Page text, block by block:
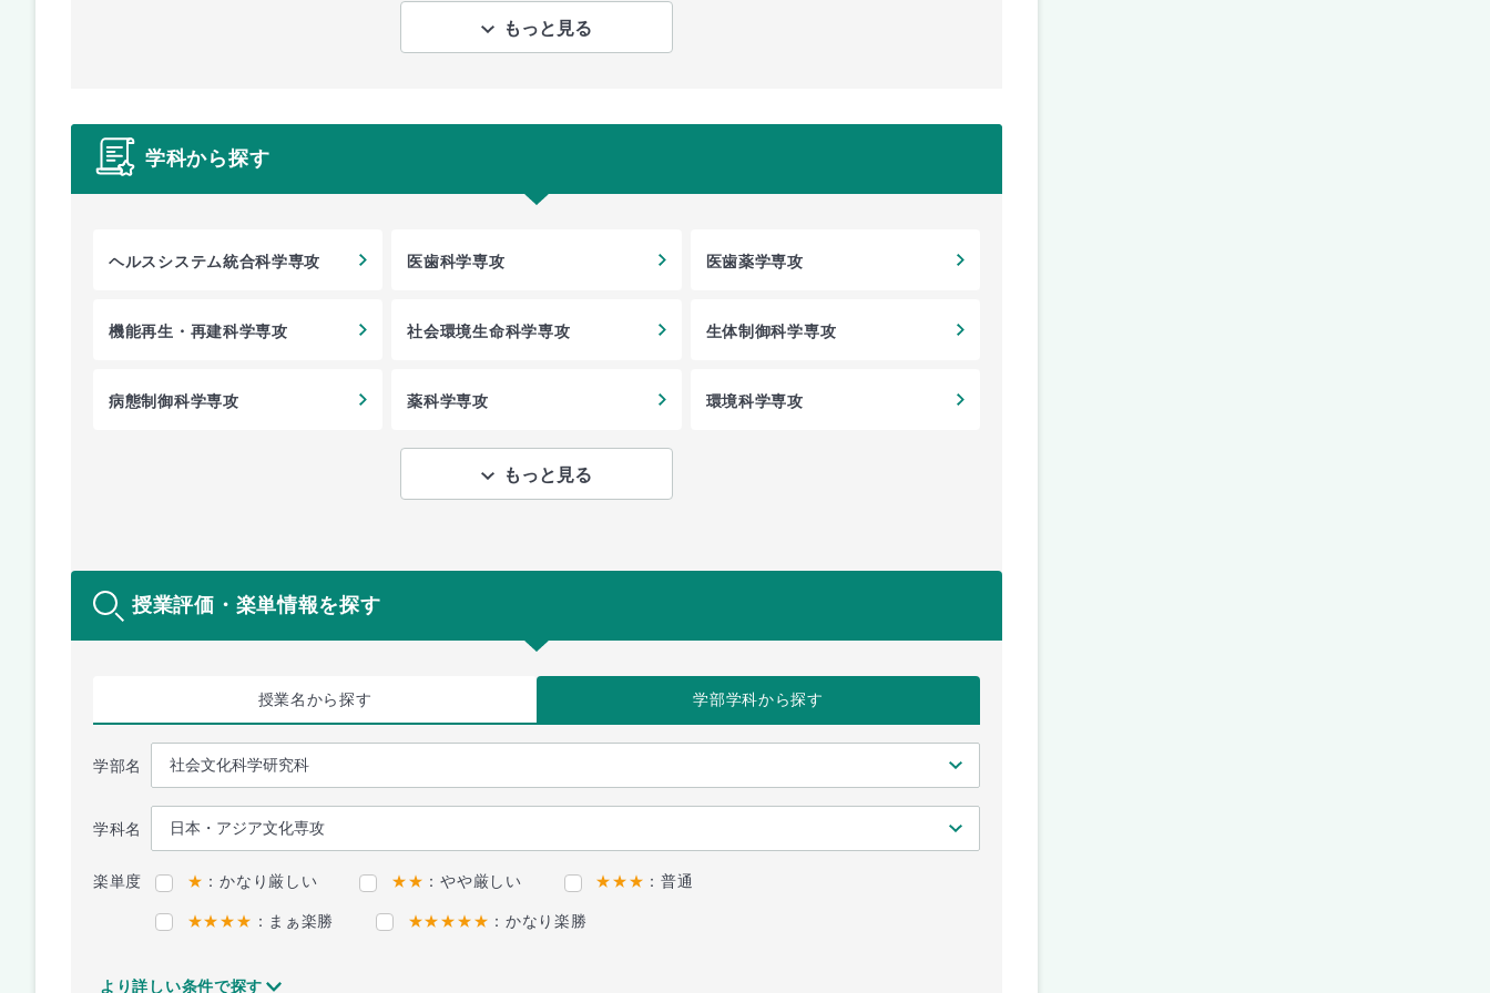
もっと見る
学科から探す
ヘルスシステム統合科学専攻 医歯科学専攻 医歯薬学専攻
機能再生・再建科学専攻 社会環境生命科学専攻 生体制御科学専攻
病態制御科学専攻 薬科学専攻 環境科学専攻
もっと見る
授業評価・楽単情報を探す
授業名から探す 学部学科から探す
学部名
学科名
楽単度 ★ ：かなり厳しい ★★ ：やや厳しい ★★★ ：普通
★★★★ ：まぁ楽勝 ★★★★★ ：かなり楽勝
より詳しい条件で探す